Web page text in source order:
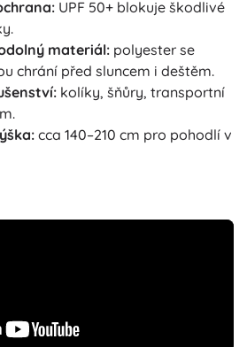
UPF 50+ blokuje škodlivé
materiál: polyester se
chrání před sluncem i deštěm.
kolíky, šňůry, transportní
cca 140–210 cm pro pohodlí v